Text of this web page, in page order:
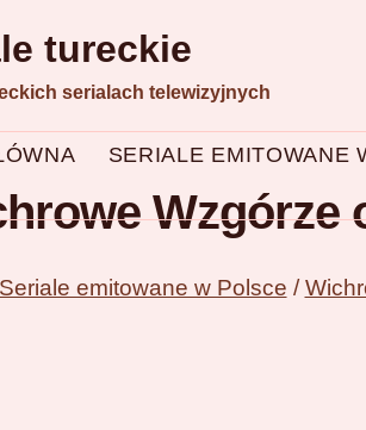
tureckie
serialach telewizyjnych
SERIALE EMITOWANE
Wzgórze
Seriale emitowane w Polsce /